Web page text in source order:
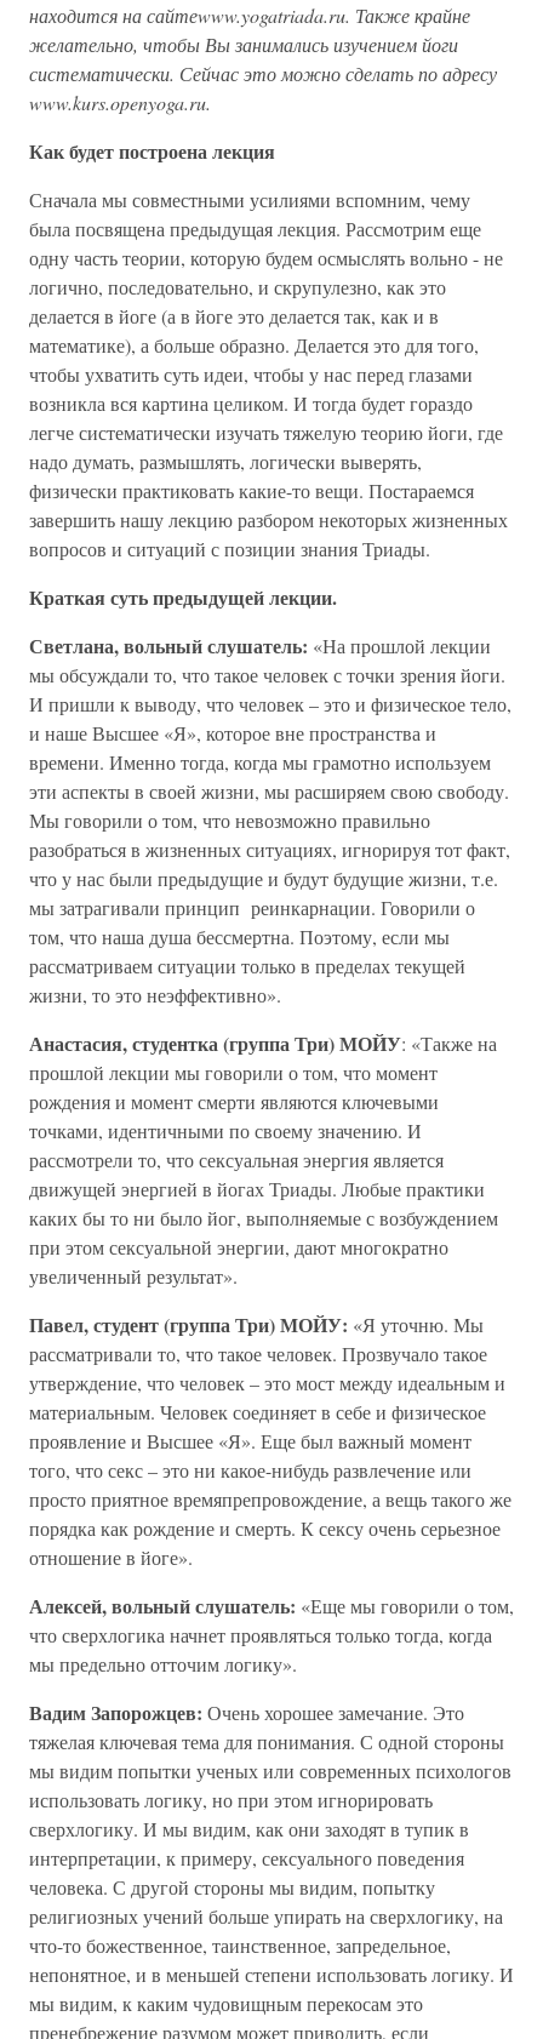
находится на сайтеwww.yogatriada.ru. Также крайне
желательно, чтобы Вы занимались изучением йоги
систематически. Сейчас это можно сделать по адресу
www.kurs.openyoga.ru.
Как будет построена лекция
Сначала мы совместными усилиями вспомним, чему
была посвящена предыдущая лекция. Рассмотрим еще
одну часть теории, которую будем осмыслять вольно - не
логично, последовательно, и скрупулезно, как это
делается в йоге (а в йоге это делается так, как и в
математике), а больше образно. Делается это для того,
чтобы ухватить суть идеи, чтобы у нас перед глазами
возникла вся картина целиком. И тогда будет гораздо
легче систематически изучать тяжелую теорию йоги, где
надо думать, размышлять, логически выверять,
физически практиковать какие-то вещи. Постараемся
завершить нашу лекцию разбором некоторых жизненных
вопросов и ситуаций с позиции знания Триады.
Краткая суть предыдущей лекции.
Светлана, вольный слушатель: «На прошлой лекции
мы обсуждали то, что такое человек с точки зрения йоги.
И пришли к выводу, что человек – это и физическое тело,
и наше Высшее «Я», которое вне пространства и
времени. Именно тогда, когда мы грамотно используем
эти аспекты в своей жизни, мы расширяем свою свободу.
Мы говорили о том, что невозможно правильно
разобраться в жизненных ситуациях, игнорируя тот факт,
что у нас были предыдущие и будут будущие жизни, т.е.
мы затрагивали принцип реинкарнации. Говорили о
том, что наша душа бессмертна. Поэтому, если мы
рассматриваем ситуации только в пределах текущей
жизни, то это неэффективно».
Анастасия, студентка (группа Три) МОЙУ: «Также на
прошлой лекции мы говорили о том, что момент
рождения и момент смерти являются ключевыми
точками, идентичными по своему значению. И
рассмотрели то, что сексуальная энергия является
движущей энергией в йогах Триады. Любые практики
каких бы то ни было йог, выполняемые с возбуждением
при этом сексуальной энергии, дают многократно
увеличенный результат».
Павел, студент (группа Три) МОЙУ: «Я уточню. Мы
рассматривали то, что такое человек. Прозвучало такое
утверждение, что человек – это мост между идеальным и
материальным. Человек соединяет в себе и физическое
проявление и Высшее «Я». Еще был важный момент
того, что секс – это ни какое-нибудь развлечение или
просто приятное времяпрепровождение, а вещь такого же
порядка как рождение и смерть. К сексу очень серьезное
отношение в йоге».
Алексей, вольный слушатель: «Еще мы говорили о том,
что сверхлогика начнет проявляться только тогда, когда
мы предельно отточим логику».
Вадим Запорожцев: Очень хорошее замечание. Это
тяжелая ключевая тема для понимания. С одной стороны
мы видим попытки ученых или современных психологов
использовать логику, но при этом игнорировать
сверхлогику. И мы видим, как они заходят в тупик в
интерпретации, к примеру, сексуального поведения
человека. С другой стороны мы видим, попытку
религиозных учений больше упирать на сверхлогику, на
что-то божественное, таинственное, запредельное,
непонятное, и в меньшей степени использовать логику. И
мы видим, к каким чудовищным перекосам это
пренебрежение разумом может приводить, если